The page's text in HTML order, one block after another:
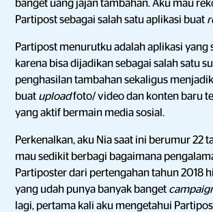
banget uang jajan tambahan. Aku mau
Partipost sebagai salah satu aplikasi buat
Partipost menurutku adalah aplikasi yang
karena bisa dijadikan sebagai salah satu
penghasilan tambahan sekaligus
buat uploadfoto/ video dan konten baru
yang aktif bermain media sosial.
Perkenalkan, aku Nia saat ini berumur 22
mau sedikit berbagi bagaimana
Partiposter dari pertengahan tahun 2018
yang udah punya banyak banget
lagi, pertama kali aku mengetahui